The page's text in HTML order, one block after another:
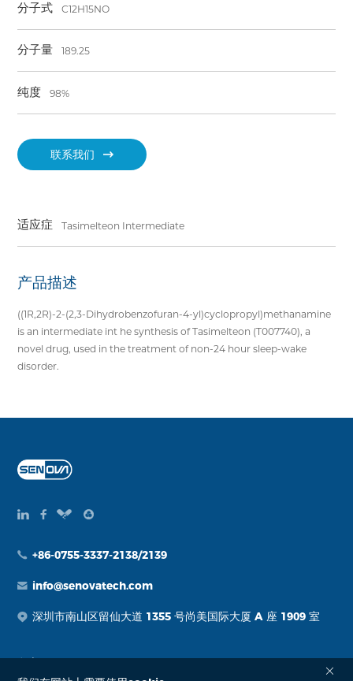
分子式 C12H15NO
分子量 189.25
纯度 98%
联系我们
适应症 Tasimelteon Intermediate
产品描述
((1R,2R)-2-(2,3-Dihydrobenzofuran-4-yl)cyclopropyl)methanamine
is an intermediate int he synthesis of Tasimelteon (T007740), a
novel drug, used in the treatment of non-24 hour sleep-wake
disorder.
+86-0755-3337-2138/2139
info@senovatech.com
深圳市南山区留仙大道 1355 号尚美国际大厦 A 座 1909 室